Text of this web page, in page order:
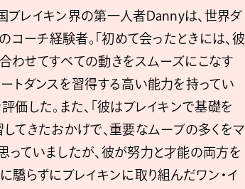
ブレイキン界の第一人者Dannyは、世界ダ
コーチ経験者。「初めて会ったときには、彼
わせてすべての動きをスムーズにこなす
トダンスを習得する高い能力を持ってい
価した。また、「彼はブレイキンで基礎を
てきたおかげで、重要なムーブの多くをマ
っていましたが、彼が努力と才能の両方を
驕らずにブレイキンに取り組んだワン・イ